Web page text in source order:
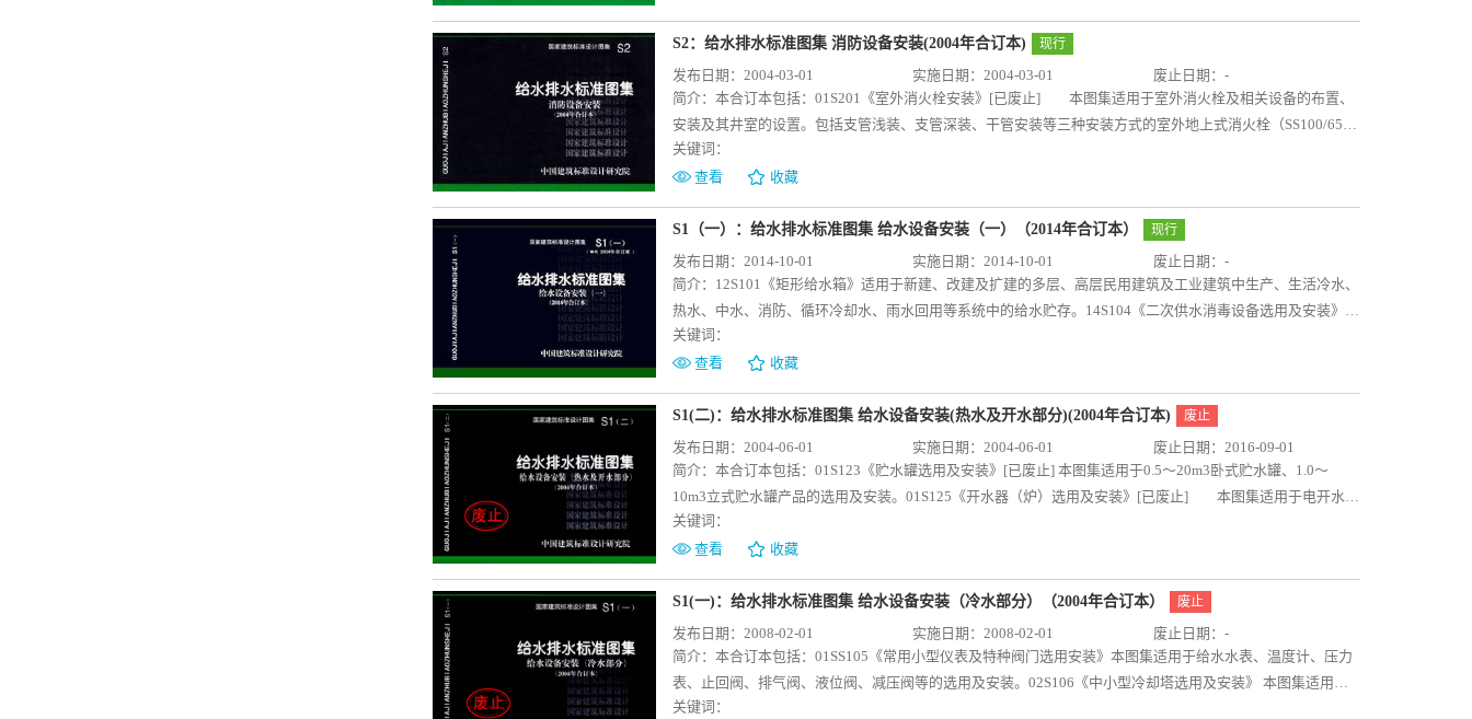
道安装》、04S409《建筑排水用柔性接口铸铁管安装》配套使用。11S405-1《建筑给水氯乙烯类塑料管道安
装》 本图集主要编制了建筑给水硬聚氯乙烯（PVC-U)、建筑给水氯化聚氯乙烯（PVC-C）和给水丙烯腈－
丁二烯－苯乙烯（ABS）等三种管材的性能和规格；粘接连接、法兰连接、丝扣连接等安装详图；管道横管、
立管、支管及伸缩节的安装图；常用管件。 11S405-2《建筑给水聚烯烃类塑料管道安装》 本图集主要编
制了PP-R、PE、PE-X、PE-RT、PB等五种管材的性能和规格；热熔连接、卡压式连接、法兰连接、螺纹连接等
安装详图；管道横管、立管、支管及伸缩节的安装图；常用管件。 11S405-3《建筑给水复合类塑料管道安
料复合管（dn20～110）等三种复合塑料管道的性能和规格；卡压式连接、卡套式连接、双热熔连接、热熔连
4《建筑给水塑料管道安装通用详图》 本图集主要编制了氯乙烯类、聚烯烃类、复合塑料管等给水塑料管
道的管卡、支承、吊架、保温、阀门、管道穿墙、楼板及管道明（暗）装等通用节点详图；分水器及相应配件
的选用与安装。
于-20℃、最高介质温度不高于150℃，保温厚度≤60mm，系统运行工作压力≤16MPa。适用的管径为DN15～
DN400。主要内容包括室内管道常用固定、滑动、防晃和隔振支、吊、托架的制作及安装，成品支、吊架的选
用及安装。图集适用于常用的金属管、塑料管、复合管等管材。
和安装尺寸，施工人员可参考本图集安装。08S305《小型潜水排污泵选用及安装》国家建筑标准设计图集适用
于建筑物底层或地下室及室外污水池、集水坑的污、废水提升排放；被提升的污、废水温度不超过40℃，PH值
为6～9。 本图集重点介绍了几种潜水排污泵的性能参数、外形尺寸及室内、外安装方式。编入本图集的潜
水排污泵包括JYWQ型自动搅匀排污泵、Flygt C（M、N）型污水潜水泵。安装方式包括室内污水池（集水
坑）软管连接移动式安装、硬管连接固定式安装及室内、室外污水池（集水坑）带自耦合装置固定式安
装。 本次入编的潜水排污泵抗缠绕能力较强、运行可靠性也有所提高。本图集对原图集的潜水排污泵安装
方式进行了调整补充，便于设计选用和施工安装。09S302 《雨水斗选用及安装》 本图集适用于工业与民
和虹吸式雨水斗的外形图、安装图等。本次修编扩充了87型等雨水斗的类型，提供了根据产品标准《虹吸式雨
水斗》CJ/T 245-2007进行测试的几种典型虹吸式雨水斗的最大流量及对应斗前水深的数据。可用于指导雨水斗
的正确选用和施工安装。09S303 《医疗卫生设备安装》 本图集适用于新建、改建和扩建的医疗建筑（指
医院、养老院、疗养院、康复中心、疾病预防控制中心和血液中心）中专用卫生设备的安装。包括在医疗建筑
内的各种普通洗池、专业洗池、专业冲洗设备、无性别卫生间、淋浴间等的施工安装详图。与原图集相比，在
图集中新增了婴儿游泳池、紧急冲淋眼器、化学冲淋间、无性别卫生间、淋浴间的施工安装详图等内容。医疗
装》。可用于指导设计和施工。09S304 《卫生设备安装》 本图集适用于新建、扩建和改建的民用和工业
建筑内的通用卫生设备安装及民用建筑工程中餐饮废水隔油器的选用与安装，医疗建筑中的专用卫生设备安装
另见09S303《医疗卫生设备安装》。包括洗涤盆（池）、化验盆、污水池（盆）、盥洗槽、厨房洗涤槽、洗脸
盆、坐便器、蹲便器、净身盆、小便器、浴盆、淋浴房（器）、小（大）便槽的安装详图以及餐饮废水隔油器
的选用与安装详图。可用于指导设计和施工，监理人员可参考使用。
S2：给水排水标准图集 消防设备安装(2004年合订本) 现行
发布日期：2004-03-01 实施日期：2004-03-01
废止日期：-
简介： 本合订本包括：01S201《室外消火栓安装》[已废止] 本图集适用于室外消火栓及相关设备的布置、
安装及其井室的设置。包括支管浅装、支管深装、干管安装等三种安装方式的室外地上式消火栓（SS100/65、
SS150/80）和室外地下式消火栓（SA65/65、SA100/65、SA100）的选用与安装图、施工要求、做法和闸阀套
筒安装图等内容。图集为施工安装图集，可用于指导和规范室外消火栓的施工安装。04S202《室内消火栓安
装》[已废止] 本图集适用于工业与民用建筑室内消火栓安装。包括单栓（甲、乙、丙、丁、戊、己型）、
双栓（甲、乙、丙、丁型）、带应急照明双栓（甲、乙型）、薄型单栓、双栓、单栓带消防软管、双栓带消防
软管等各种类型的室内消火栓箱安装等内容。修编增加了带应急照明的消火栓箱。为适应轻质隔墙安装，修编
增加了薄型消火栓箱。前后开门的消火栓箱给公建消火栓布置带来了方便。04S204《消防专用水泵选用及安
装》 本图集适用于工业与民用建筑消防给水系统（消火栓系统、自动喷水灭火系统、水喷雾灭火系统、固
定消防炮灭火系统等）中固定式电动主泵（不包括增压稳压泵）的选用及安装。包括消防水泵管路系统基本图
式，恒压切线泵（卧、立式）、多级单出口、双出口泵（卧、立式）、恒压单级泵（卧、立式）、稳压缓冲多
给以指导，对提高消防供水安全性有重要意义。04S206《自动喷水与水喷雾灭火设施安装》 本图集适用于
新建、扩建、改建的民用与工业建筑中自动喷水与水喷雾灭火系统的设计与安装。不适用于火药、炸药、弹
药、火工品工厂、核电站及飞机库等特殊功能建筑中自动喷水灭火系统的设计及安装。内容包括湿式、干式、
预作用、雨淋、水幕、水喷雾、自动喷水-泡沫联用等自动喷水灭火系统的组成示意图，控制要求、主要部件安
装、卡箍式管道安装图。可用于自动喷水与水喷雾灭火设施的设计与施工。98S205《消防增压稳压设备选用与
安装（隔膜式气压罐）》 本图集适用于多层和高层建筑工程有增压稳压设施要求的消火栓给水系统及湿式
图、隔振垫安装大样图、设备位置图、设备与管路连接示意、电控原理图及控制说明等内容。对于消防增压稳
压设备选用与施工，保证消防系统的正常运行将起到积极作用。99S203《消防水泵接合器安装》 本图集适
用于室内消防系统工作压力≤1.6MPa的场所。如用于湿陷性黄土地区、多年冻土区、抗震设防烈度为九度及九
度以上地震区或其他特殊地区时，应根据国家有关规范和规程的规定另作处理。包括地上、地下、墙壁式水泵
接合器安装，单组安装、双组并列安装，井室材质分砖砌和钢筋混凝土两类，荷载等级按顶面可过汽车和顶面
关键词：
查看
收藏
S1（一）：给水排水标准图集 给水设备安装（一）（2014年合订本） 现行
发布日期：2014-10-01 实施日期：2014-10-01
废止日期：-
简介： 12S101《矩形给水箱》适用于新建、改建及扩建的多层、高层民用建筑及工业建筑中生产、生活冷水、
热水、中水、消防、循环冷却水、雨水回用等系统中的给水贮存。14S104《二次供水消毒设备选用及安装》适
用于建筑小区、厂区、民用建筑及工业建筑生活饮用水二次供水工程中消毒设备的选用及安装，一次供水消毒
可参考使用。01SS105《常用小型仪表及特种阀门选用安装》适用于给水水表、温度计、压力表、止回阀、排
气阀、液位阀、减压阀等的选用及安装。12S108-1《倒流防止器选用及安装》适用于新建、扩建和改建的民用
与工业建筑给水工程中DN≤400、PN≤1.6MPa的倒流防止器的设计选用和施工安装。12S108-2《真空破坏器选
用与安装》适用于新建、扩建和改建的民用与工业建筑生活饮用水给水工程中DN≤50、PN≤1.0MPa、工作温度
不高于65℃的真空破坏器的设计选用、施工安装、调试验收和维护管理。12S109《叠压（无负压）供水设备选
用与安装》适用于新建、改建、扩建的民用建筑及一般工业建筑的生活给水系统中流量＜50m³/h、扬程＜
1.0MPa的叠压供水工程。
关键词：
查看
收藏
S1(二)：给水排水标准图集 给水设备安装(热水及开水部分)(2004年合订本) 废止
发布日期：2004-06-01 实施日期：2004-06-01
废止日期：2016-09-01
简介： 本合订本包括：01S123《贮水罐选用及安装》[已废止] 本图集适用于0.5～20m3卧式贮水罐、1.0～
10m3立式贮水罐产品的选用及安装。01S125《开水器（炉）选用及安装》[已废止] 本图集适用于电开水
器、蒸汽开水炉和燃气开水炉的选用及安装。01S122-1《RV系列导流型容积式水加热器选用及安装》 本
图集适用于一般工业与民用建筑的生活热水供应系统。内容为管型容积式水加热器和附件的选用及安装。
01S122-2《HRV系列导流型半容积式水加热器选用及安装》 本图集适用于一般工业与民用建筑的生活热水
供应系统。内容包为导流型容积式水加热器和附件的选用及安装。01S122-3《SV系列弹性管束型半容积式水加
热器选用及安装》 本图集适用于一般工业与民用建筑的生活热水供应系统。内容为弹性管束型半容积式水
加热器和附件的选用及安装。01S122-4《SI系列弹性管束型半即热式水加热器选用及安装》 本图集适用于
一般工业与民用建筑的生活热水供应系统。内容为弹性管束型半即热式水加热器和附件的选用及安装。
01S122-5《TBF系列浮动盘管型半容积式水加热器选用及安装》 本图集适用于一般工业与民用建筑的生活
关键词：
查看
收藏
S1(一)：给水排水标准图集 给水设备安装（冷水部分）（2004年合订本） 废止
发布日期：2008-02-01 实施日期：2008-02-01
废止日期：-
简介： 本合订本包括：01SS105《常用小型仪表及特种阀门选用安装》本图集适用于给水水表、温度计、压力
表、止回阀、排气阀、液位阀、减压阀等的选用及安装。02S106《中小型冷却塔选用及安装》 本图集适用于
100～1000m3/h机械通风冷却塔、100～700m3/h喷射式冷却塔设备的选用，系统设计及安装。
关键词：